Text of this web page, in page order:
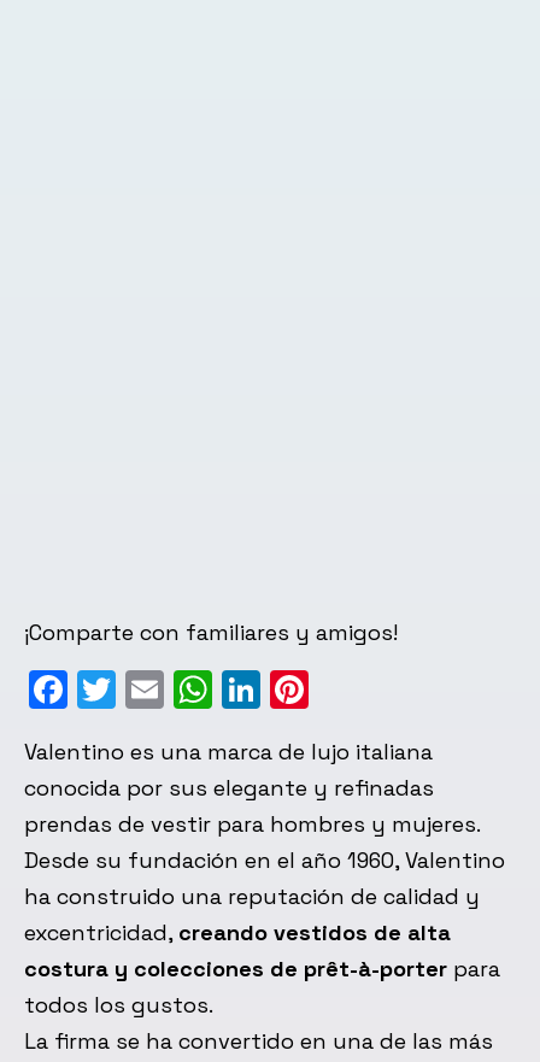
¡Comparte con familiares y amigos!
Facebook
Twitter
EmailWhatsApp
LinkedIn
Valentino es una marca de lujo italiana
conocida por sus elegante y refinadas
prendas de vestir para hombres y mujeres.
Desde su fundación en el año 1960, Valentino
ha construido una reputación de calidad y
excentricidad, creando vestidos de alta
costura y colecciones de prêt-à-porter para
todos los gustos.
La firma se ha convertido en una de las más